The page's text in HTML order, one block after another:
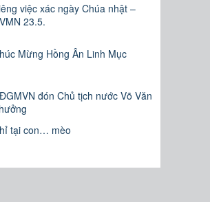
việc xác ngày Chúa nhật –
23.5.
Mừng Hồng Ân Linh Mục
đón Chủ tịch nước Võ Văn
tại con… mèo